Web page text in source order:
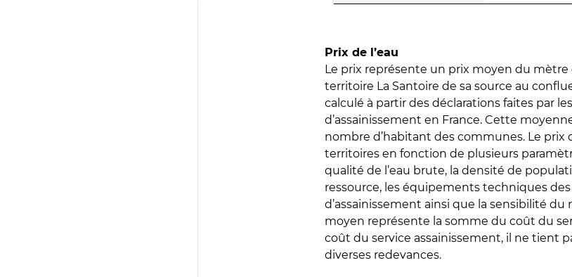
Prix de l’eau
Le prix représente un prix moyen du mètre
territoire La Santoire de sa source au
calculé à partir des déclarations faites par
d’assainissement en France. Cette
nombre d’habitant des communes. Le prix
territoires en fonction de plusieurs
qualité de l’eau brute, la densité de
ressource, les équipements techniques des
d’assainissement ainsi que la sensibilité
moyen représente la somme du coût du
coût du service assainissement, il ne tient
diverses redevances.